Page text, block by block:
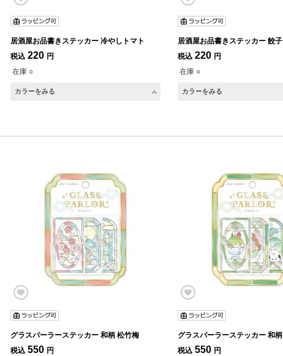
居酒屋お品書きステッカー 冷やしトマト
税込 220 円
在庫 ○
カラーをみる
居酒屋お品書きステッカー 餃子
税込 220 円
在庫 ○
カラーをみる
グラスパーラーステッカー 和柄 松竹梅
税込 550 円
税込 550 円